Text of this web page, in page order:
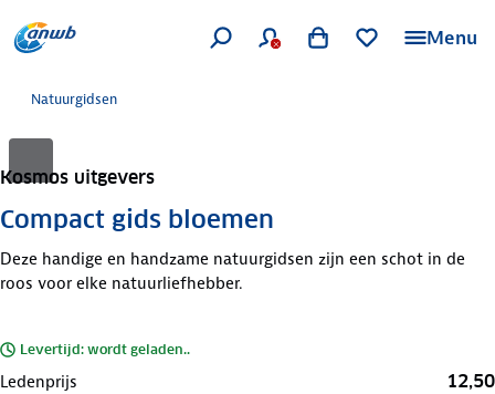
Menu
Natuurgidsen
Kosmos uitgevers
Compact gids bloemen
Deze handige en handzame natuurgidsen zijn een schot in de
roos voor elke natuurliefhebber.
Levertijd: wordt geladen..
Ledenprijs 12,50